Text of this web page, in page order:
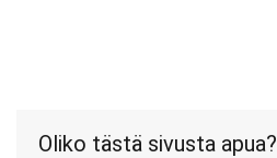
Oliko tästä sivusta apua?